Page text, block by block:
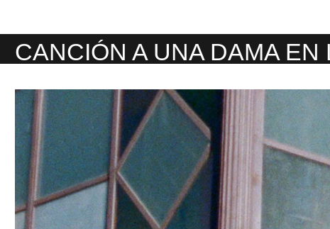
CANCIÓN A UNA DAMA EN